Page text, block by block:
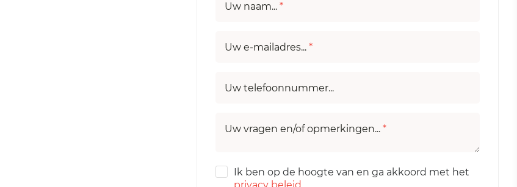
Uw naam... *
Uw e-mailadres... *
Uw telefoonnummer...
Uw vragen en/of opmerkingen... *
Ik ben op de hoogte van en ga akkoord met het